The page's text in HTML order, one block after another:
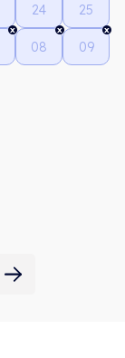
24 25
08 09